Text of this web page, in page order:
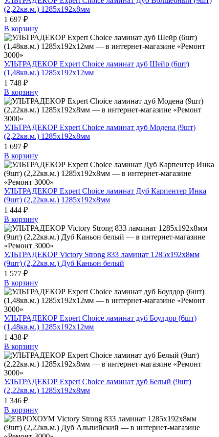
(2,22кв.м.) 1285х192х8мм
1 697 ₽
В корзину
УЛЬТРАДЕКОР Expert Choice ламинат дуб Шейр (6шт)
(1,48кв.м.) 1285х192х12мм
1 748 ₽
В корзину
УЛЬТРАДЕКОР Expert Choice ламинат дуб Модена (9шт)
(2,22кв.м.) 1285х192х8мм
1 697 ₽
В корзину
УЛЬТРАДЕКОР Expert Choice ламинат Дуб Карпентер Инка
(9шт) (2,22кв.м.) 1285х192х8мм
1 444 ₽
В корзину
УЛЬТРАДЕКОР Victory Strong 833 ламинат 1285х192х8мм
(9шт) (2,22кв.м.) Дуб Каньон белый
1 577 ₽
В корзину
УЛЬТРАДЕКОР Expert Choice ламинат дуб Боулдор (6шт)
(1,48кв.м.) 1285х192х12мм
1 438 ₽
В корзину
УЛЬТРАДЕКОР Expert Choice ламинат дуб Белый (9шт)
(2,22кв.м.) 1285х192х8мм
1 346 ₽
В корзину